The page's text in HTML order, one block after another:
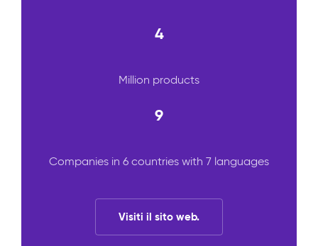
4
Million products
9
Companies in 6 countries with 7 languages
Visiti il sito web.